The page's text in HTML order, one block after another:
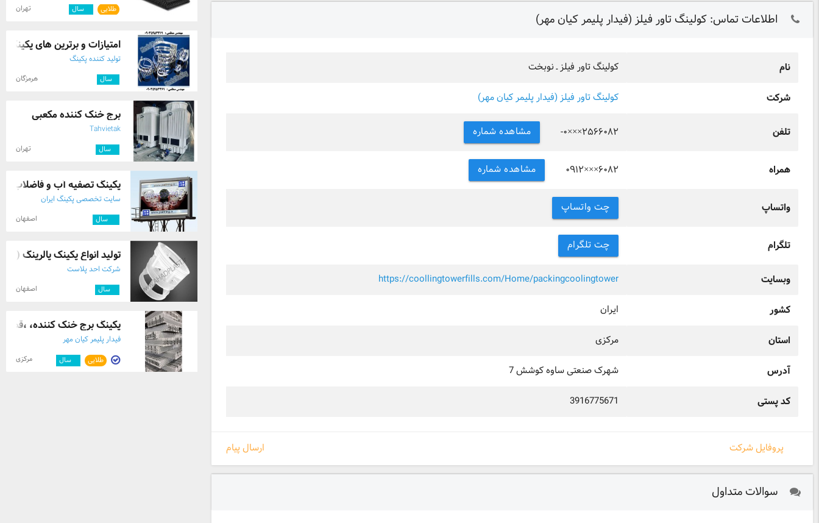
اطلاعات تماس: کولینگ تاور فیلز (فیدار پلیمر کیان مهر)
نام کولینگ تاور فیلز ـ نوبخت
شرکت کولینگ تاور فیلز (فیدار پلیمر کیان مهر)
تلفن -۰×××۲۵۶۶۰۸۲ مشاهده شماره
همراه ۰۹۱۲×××۶۰۸۲ مشاهده شماره
واتساپ چت واتساپ
تلگرام چت تلگرام
وبسایت https://coollingtowerfills.com/Home/packingcoolingtower
کشور ایران
استان مرکزی
آدرس شهرک صنعتی ساوه کوشش 7
کد پستی 3916775671
ارسال پیام پروفایل شرکت
سوالات متداول
طلایی سال تهران
امتیازات و برترین های پکینگ
تولید کننده پکینگ
سال هرمزگان
برج خنک کننده مکعبی
Tahvietak
سال تهران
پکینگ تصفیه آب و فاضلاب
سایت تخصصی پکینگ ایران
سال اصفهان
تولید انواع پکینک پالرینگ
شرکت احد پلاست
سال اصفهان
پکینگ برج خنک کننده، ،قطره
فیدار پلیمر کیان مهر
طلایی سال مرکزی